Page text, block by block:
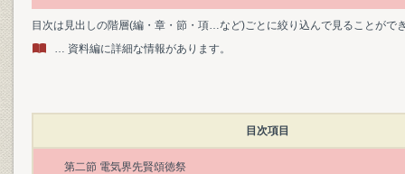
目次は見出しの階層(編・章・節・項…など)ごとに絞り込んで見ることがで
… 資料編に詳細な情報があります。
目次項目
第二節 電気界先賢頌徳祭